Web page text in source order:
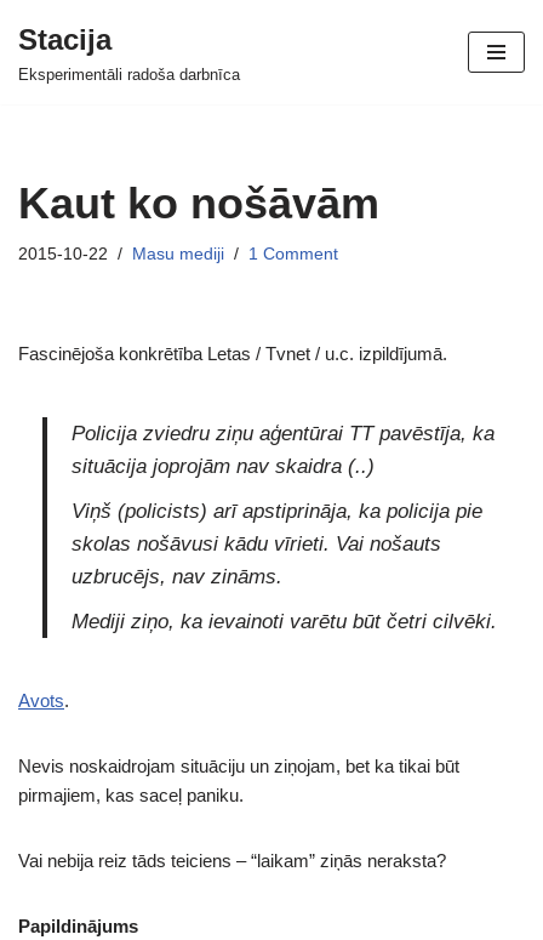
Skip
Stacija
Eksperimentāli radoša darbnīca
Kaut ko nošāvām
2015-10-22 Masu mediji 1 Comment
Fascinējoša konkrētība Letas / Tvnet / u.c. izpildījumā.
Policija zviedru ziņu aģentūrai TT pavēstīja, ka
situācija joprojām nav skaidra (..)
Viņš (policists) arī apstiprināja, ka policija pie
skolas nošāvusi kādu vīrieti. Vai nošauts
uzbrucējs, nav zināms.
Mediji ziņo, ka ievainoti varētu būt četri cilvēki.
Avots.
Nevis noskaidrojam situāciju un ziņojam, bet ka tikai būt
pirmajiem, kas saceļ paniku.
Vai nebija reiz tāds teiciens – “laikam” ziņās neraksta?
Papildinājums